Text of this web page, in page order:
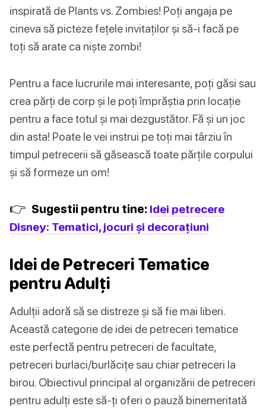
inspirată de Plants vs. Zombies! Poți angaja pe
cineva să picteze fețele invitaților și să-i facă pe
toți să arate ca niște zombi!
Pentru a face lucrurile mai interesante, poți găsi sau
crea părți de corp și le poți împrăștia prin locație
pentru a face totul și mai dezgustător. Fă și un joc
din asta! Poate le vei instrui pe toți mai târziu în
timpul petrecerii să găsească toate părțile corpului
și să formeze un om!
👉 Sugestii pentru tine: Idei petrecere
Disney: Tematici, jocuri și decorațiuni
Idei de Petreceri Tematice
pentru Adulți
Adulții adoră să se distreze și să fie mai liberi.
Această categorie de idei de petreceri tematice
este perfectă pentru petreceri de facultate,
petreceri burlaci/burlăcițe sau chiar petreceri la
birou. Obiectivul principal al organizării de petreceri
pentru adulți este să-ți oferi o pauză binemeritată